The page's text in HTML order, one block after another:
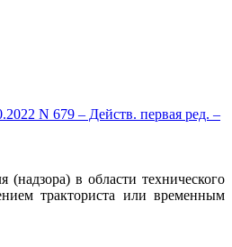
N 679 – Действ. первая ред. –
в области технического
тракториста или временным